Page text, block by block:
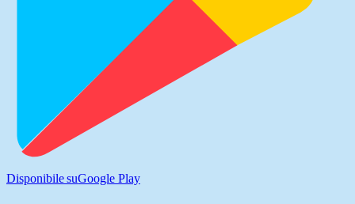
Disponibile suGoogle Play